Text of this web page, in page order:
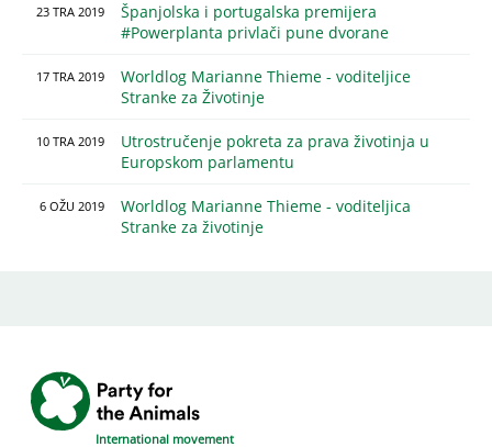
23 TRA 2019
Španjolska i portugalska premijera
#Powerplanta privlači pune dvorane
17 TRA 2019
Worldlog Marianne Thieme - voditeljice
Stranke za Životinje
10 TRA 2019
Utrostručenje pokreta za prava životinja u
Europskom parlamentu
6 OŽU 2019
Worldlog Marianne Thieme - voditeljica
Stranke za životinje
International movement